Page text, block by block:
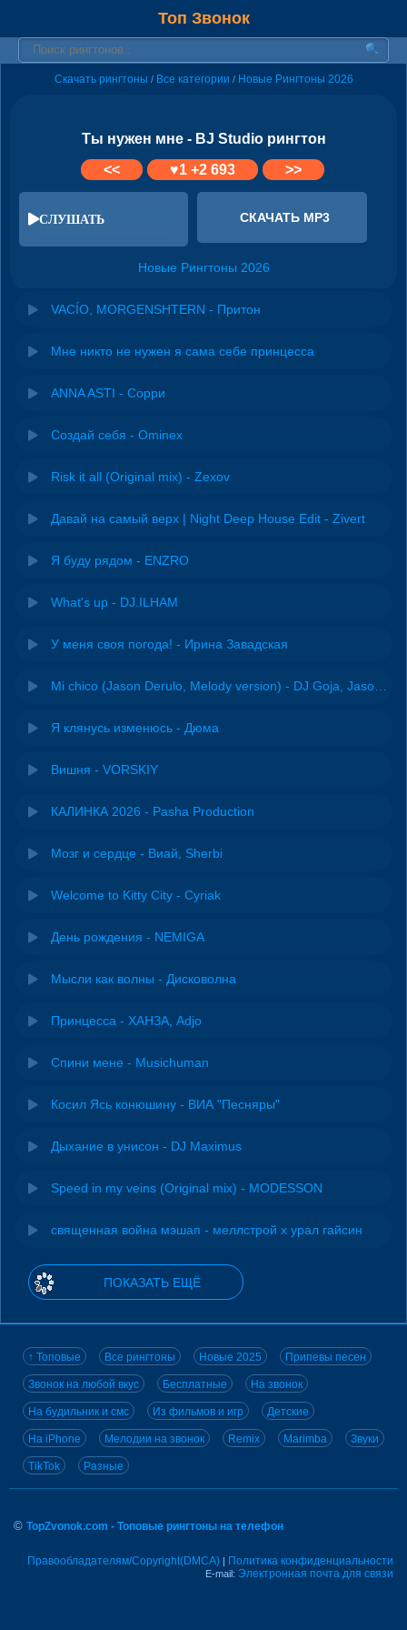
Топ Звонок
Скачать рингтоны / Все категории / Новые Рингтоны 2026
Ты нужен мне - BJ Studio рингтон
<<
♥1 +2 693 >>
СЛУШАТЬ СКАЧАТЬ MP3
Новые Рингтоны 2026
VACÍO, MORGENSHTERN - Притон
Мне никто не нужен я сама себе принцесса
ANNA ASTI - Сорри
Создай себя - Ominex
Risk it all (Original mix) - Zexov
Давай на самый верх | Night Deep House Edit - Zivert
Я буду рядом - ENZRO
What's up - DJ.ILHAM
У меня своя погода! - Ирина Завадская
Я клянусь изменюсь - Дюма
Вишня - VORSKIY
КАЛИНКА 2026 - Pasha Production
Мозг и сердце - Виай, Sherbi
Welcome to Kitty City - Cyriak
День рождения - NEMIGA
Мысли как волны - Дисковолна
Принцесса - ХАНЗА, Adjo
Спини мене - Musichuman
Косил Ясь конюшину - ВИА "Песняры"
Дыхание в унисон - DJ Maximus
Speed in my veins (Original mix) - MODESSON
священная война мэшап - меллстрой х урал гайсин
ПОКАЗАТЬ ЕЩЁ
↑ Топовые Все рингтоны Новые 2025 Припевы песен
Звонок на любой вкус Бесплатные На звонок
На будильник и смс Из фильмов и игр Детские
На iPhone Мелодии на звонок Remix Marimba Звуки
TikTok Разные
© TopZvonok.com - Топовые рингтоны на телефон
Правообладателям/Copyright(DMCA) | Политика конфиденциальности
E-mail: Электронная почта для связи